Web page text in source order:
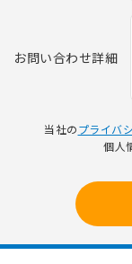
お問い合わせ詳細
当社のプライバ
個人